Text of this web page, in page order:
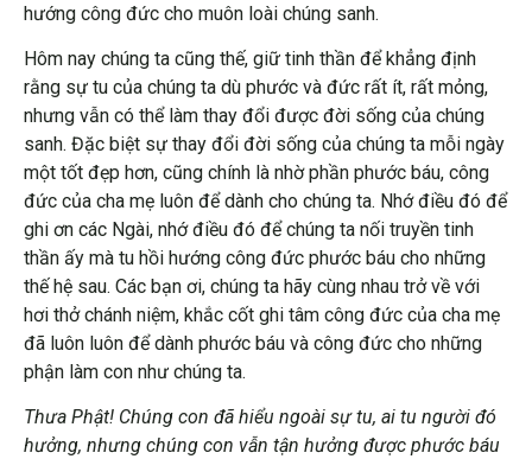
hướng công đức cho muôn loài chúng sanh.
Hôm nay chúng ta cũng thế, giữ tinh thần để khẳng định
rằng sự tu của chúng ta dù phước và đức rất ít, rất mỏng,
nhưng vẫn có thể làm thay đổi được đời sống của chúng
sanh. Đặc biệt sự thay đổi đời sống của chúng ta mỗi ngày
một tốt đẹp hơn, cũng chính là nhờ phần phước báu, công
đức của cha mẹ luôn để dành cho chúng ta. Nhớ điều đó để
ghi ơn các Ngài, nhớ điều đó để chúng ta nối truyền tinh
thần ấy mà tu hồi hướng công đức phước báu cho những
thế hệ sau. Các bạn ơi, chúng ta hãy cùng nhau trở về với
hơi thở chánh niệm, khắc cốt ghi tâm công đức của cha mẹ
đã luôn luôn để dành phước báu và công đức cho những
phận làm con như chúng ta.
Thưa Phật! Chúng con đã hiểu ngoài sự tu, ai tu người đó
hưởng, nhưng chúng con vẫn tận hưởng được phước báu